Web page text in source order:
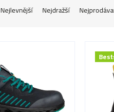
Nejlevnější Nejdražší